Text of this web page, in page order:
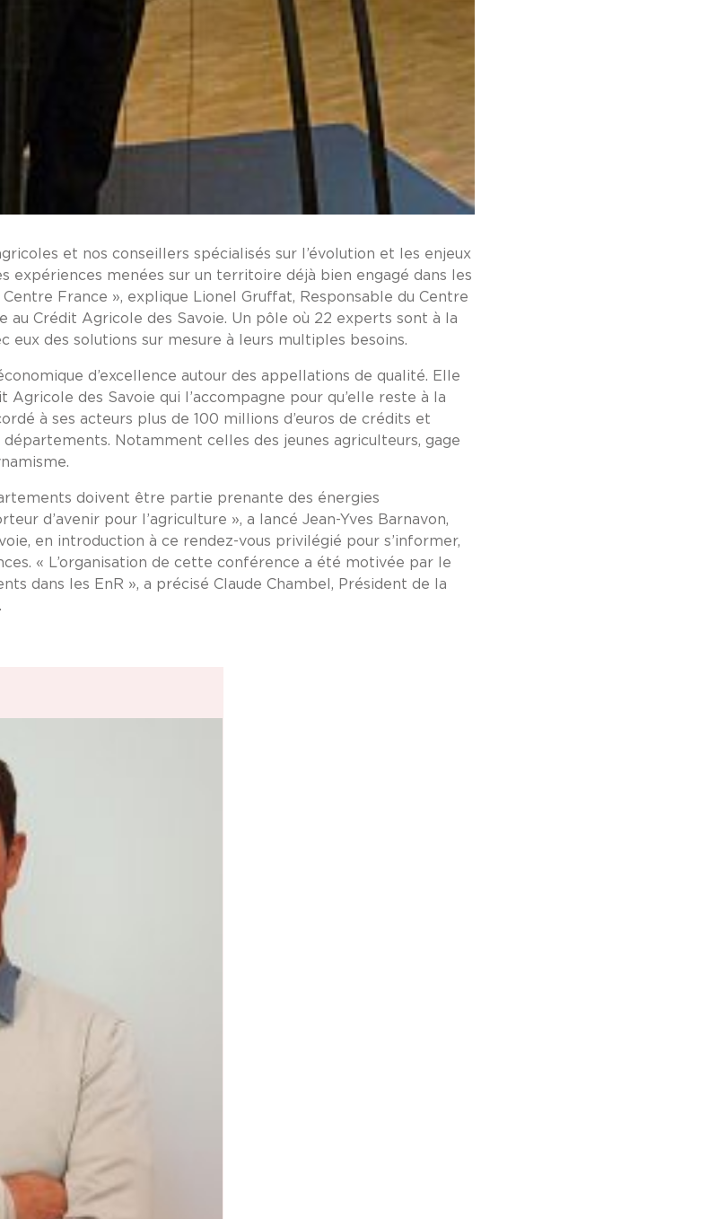
et nos conseillers spécialisés sur l’évolution et les enjeux
expériences menées sur un territoire déjà bien engagé dans les
France », explique Lionel Gruffat, Responsable du Centre
au Crédit Agricole des Savoie. Un pôle où 22 experts sont à la
eux des solutions sur mesure à leurs multiples besoins.
d’excellence autour des appellations de qualité. Elle
des Savoie qui l’accompagne pour qu’elle reste à la
à ses acteurs plus de 100 millions d’euros de crédits et
Notamment celles des jeunes agriculteurs, gage
doivent être partie prenante des énergies
d’avenir pour l’agriculture », a lancé Jean-Yves Barnavon,
en introduction à ce rendez-vous privilégié pour s’informer,
« L’organisation de cette conférence a été motivée par le
dans les EnR », a précisé Claude Chambel, Président de la